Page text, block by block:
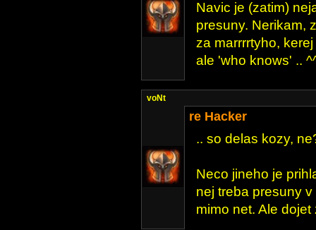
Navic je (zatim)
presuny. Nerikam,
za marrrrtyho,
ale 'who knows' ..
voNt
re Hacker
.. so delas kozy,
Neco jineho je
nej treba presuny
mimo net. Ale